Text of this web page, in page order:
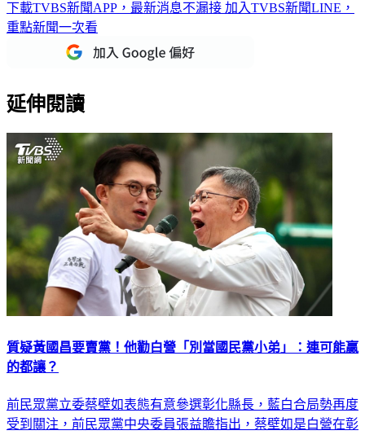
下載TVBS新聞APP，最新消息不漏接 加入TVBS新聞LINE，
重點新聞一次看
延伸閱讀
質疑黃國昌要賣黨！他勸白營「別當國民黨小弟」：連可能贏
的都讓？
前民眾黨立委蔡壁如表態有意參選彰化縣長，藍白合局勢再度
受到關注，前民眾黨中央委員張益贍指出，蔡壁如是白營在彰